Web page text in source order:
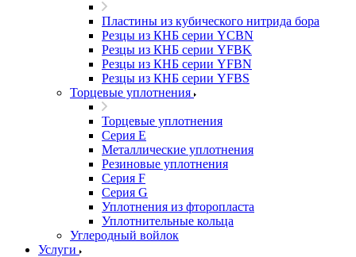
Пластины из кубического нитрида бора
Резцы из КНБ серии YCBN
Резцы из КНБ серии YFBK
Резцы из КНБ серии YFBN
Резцы из КНБ серии YFBS
Торцевые уплотнения
Торцевые уплотнения
Серия E
Металлические уплотнения
Резиновые уплотнения
Серия F
Серия G
Уплотнения из фторопласта
Уплотнительные кольца
Углеродный войлок
Услуги